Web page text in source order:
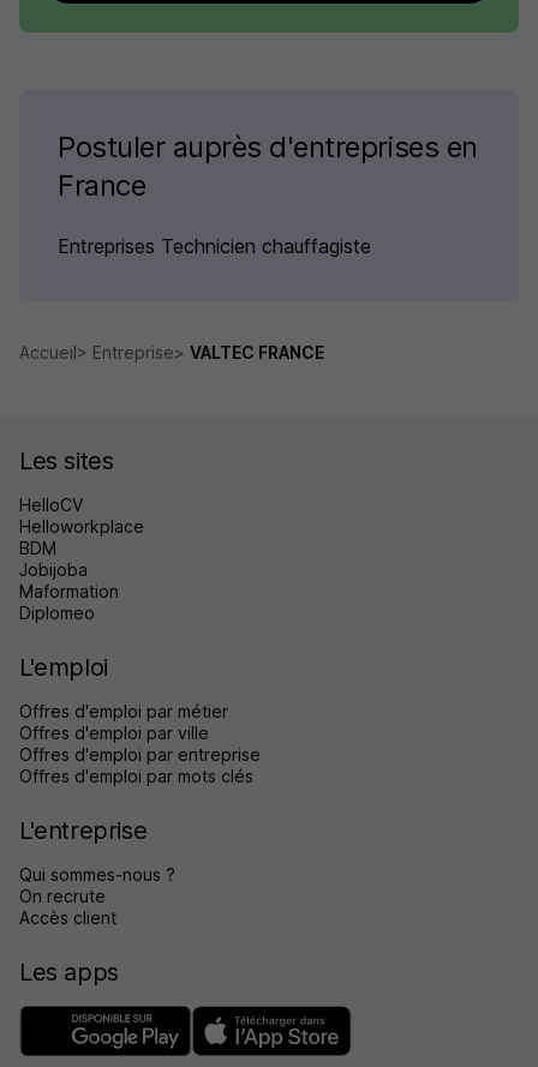
Postuler auprès d'entreprises en
France
Entreprises Technicien chauffagiste
Accueil Entreprise VALTEC FRANCE
Les sites
HelloCV
Helloworkplace
BDM
Jobijoba
Maformation
Diplomeo
L'emploi
Offres d'emploi par métier
Offres d'emploi par ville
Offres d'emploi par entreprise
Offres d'emploi par mots clés
L'entreprise
Qui sommes-nous ?
On recrute
Accès client
Les apps